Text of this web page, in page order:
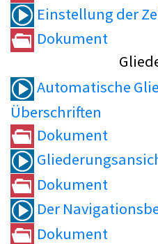
Einstellung der
Dokument
Automatische
Überschriften
Dokument
Dokument
Der
Dokument